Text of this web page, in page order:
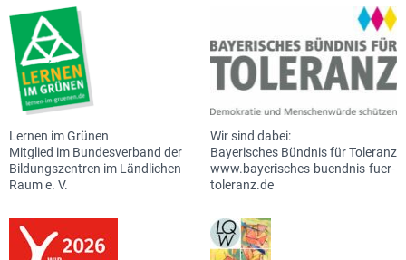
Lernen im Grünen
Mitglied im Bundesverband der
Bildungszentren im Ländlichen
Raum e. V.
Wir sind dabei:
Bayerisches Bündnis für Toleranz
www.bayerisches-buendnis-fuer-
toleranz.de